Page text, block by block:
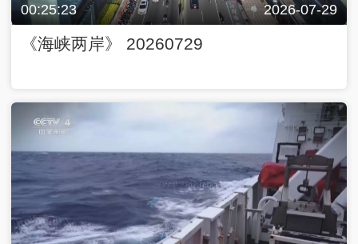
00:25:23 2026-07-29
《海峡两岸》 20260729